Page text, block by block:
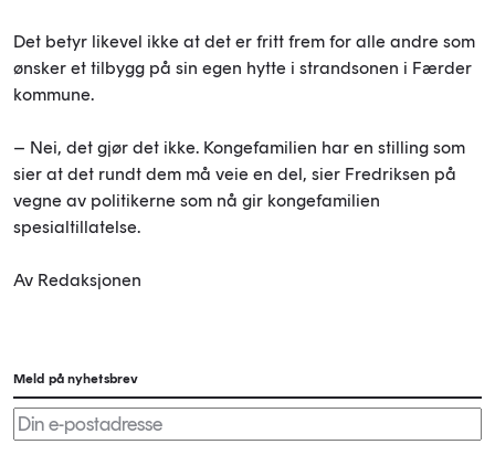
Det betyr likevel ikke at det er fritt frem for alle andre som
ønsker et tilbygg på sin egen hytte i strandsonen i Færder
kommune.
– Nei, det gjør det ikke. Kongefamilien har en stilling som
sier at det rundt dem må veie en del, sier Fredriksen på
vegne av politikerne som nå gir kongefamilien
spesialtillatelse.
Av Redaksjonen
Meld på nyhetsbrev